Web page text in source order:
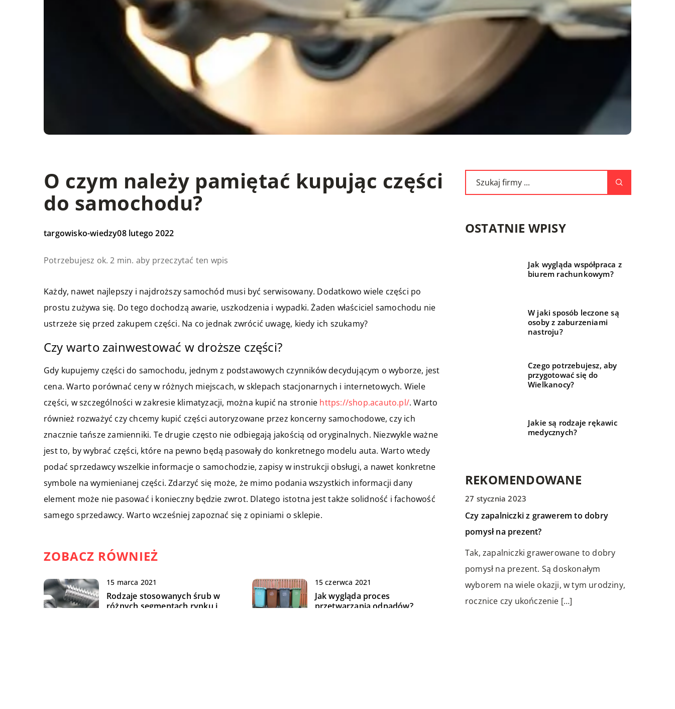
O czym należy pamiętać kupując części
do samochodu?
targowisko-wiedzy08 lutego 2022
Potrzebujesz ok. 2 min. aby przeczytać ten wpis
Każdy, nawet najlepszy i najdroższy samochód musi być serwisowany. Dodatkowo wiele części po
prostu zużywa się. Do tego dochodzą awarie, uszkodzenia i wypadki. Żaden właściciel samochodu nie
ustrzeże się przed zakupem części. Na co jednak zwrócić uwagę, kiedy ich szukamy?
Czy warto zainwestować w droższe części?
Gdy kupujemy części do samochodu, jednym z podstawowych czynników decydującym o wyborze, jest
cena. Warto porównać ceny w różnych miejscach, w sklepach stacjonarnych i internetowych. Wiele
części, w szczególności w zakresie klimatyzacji, można kupić na stronie https://shop.acauto.pl/. Warto
również rozważyć czy chcemy kupić części autoryzowane przez koncerny samochodowe, czy ich
znacznie tańsze zamienniki. Te drugie często nie odbiegają jakością od oryginalnych. Niezwykle ważne
jest to, by wybrać części, które na pewno będą pasowały do konkretnego modelu auta. Warto wtedy
podać sprzedawcy wszelkie informacje o samochodzie, zapisy w instrukcji obsługi, a nawet konkretne
symbole na wymienianej części. Zdarzyć się może, że mimo podania wszystkich informacji dany
element może nie pasować i konieczny będzie zwrot. Dlatego istotna jest także solidność i fachowość
samego sprzedawcy. Warto wcześniej zapoznać się z opiniami o sklepie.
ZOBACZ RÓWNIEŻ
15 marca 2021
Rodzaje stosowanych śrub w
różnych segmentach rynku i
15 czerwca 2021
Jak wygląda proces
przetwarzania odpadów?
OSTATNIE WPISY
Jak wygląda współpraca z
biurem rachunkowym?
W jaki sposób leczone są
osoby z zaburzeniami
nastroju?
Czego potrzebujesz, aby
przygotować się do
Wielkanocy?
Jakie są rodzaje rękawic
medycznych?
REKOMENDOWANE
LIFE & STYLE
LIFE & STYLE
27 stycznia 2023
Czy zapalniczki z grawerem to dobry
pomysł na prezent?
Tak, zapalniczki grawerowane to dobry
pomysł na prezent. Są doskonałym
wyborem na wiele okazji, w tym urodziny,
rocznice czy ukończenie […]
LIFE & STYLE
11 czerwca 2019